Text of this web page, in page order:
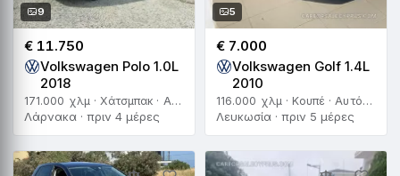
9
€ 11.750
Volkswagen Polo 1.0L
2018
171.000 χλμ · Χάτσμπακ · Αυτόματο
Λάρνακα · πριν 4 μέρες
5
€ 7.000
Volkswagen Golf 1.4L
2010
116.000 χλμ · Κουπέ · Αυτόματο
Λευκωσία · πριν 5 μέρες